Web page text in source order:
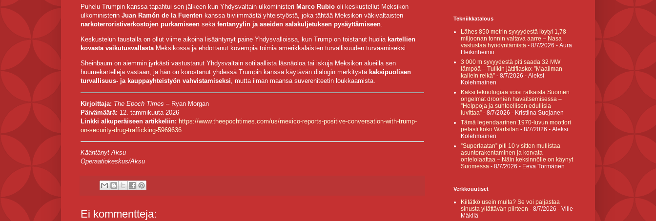
Puhelu Trumpin kanssa tapahtui sen jälkeen kun Yhdysvaltain ulkoministeri Marco Rubio oli keskustellut Meksikon
ulkoministerin Juan Ramón de la Fuenten kanssa tiiviimmästä yhteistyöstä, joka tähtää Meksikon väkivaltaisten
narkoterroristiverkostojen purkamiseen sekä fentanyylin ja aseiden salakuljetuksen pysäyttämiseen
Keskustelun taustalla on ollut viime aikoina lisääntynyt paine Yhdysvalloissa, kun Trump on toistanut huolia kartellien
kovasta vaikutusvallastaMeksikossa ja ehdottanut kovempia toimia amerikkalaisten turvallisuuden turvaamiseksi.
Sheinbaum on aiemmin jyrkästi vastustanut Yhdysvaltain sotilaallista läsnäoloa tai iskuja Meksikon alueilla sen
huumekartelleja vastaan, ja hän on korostanut yhdessä Trumpin kanssa käytävän dialogin merkitystä kaksipuolisen
turvallisuus- ja kauppayhteistyön vahvistamiseksi, mutta ilman maansa suvereniteetin loukkaamista.
Kirjoittaja: The Epoch Times – Ryan Morgan
Päivämäärä: 12. tammikuuta 2026
Linkki alkuperäiseen artikkeliin: https://www.theepochtimes.com/us/mexico-reports-positive-conversation-with-trump-
on-security-drug-trafficking-5969636
Kääntänyt Aksu
Operaatiokeskus/Aksu
Ei kommentteja:
Tekniikkatalous
Lähes 850 metrin syvyydestä löytyi 1,78
miljoonan tonnin valtava aarre – Nasa
vastustaa hyödyntämistä - 8/7/2026 - Aura
Heikinheimo
3 000 m syvyydestä piti saada 32 MW
lämpöä – Tulikin jättifiasko: ”Maailman
kallein reikä” - 8/7/2026 - Aleksi
Kolehmainen
Kaksi teknologiaa voisi ratkaista Suomen
ongelmat droonien havaitsemisessa –
”Helppoja ja suhteellisen edullisia
luvittaa” - 8/7/2026 - Kristiina Suojanen
Tämä legendaarinen 1970-luvun moottori
pelasti koko Wärtsilän - 8/7/2026 - Aleksi
Kolehmainen
”Superlaatan” piti 10 v sitten mullistaa
asuntorakentaminen ja korvata
ontelolaattaa – Näin keksinnölle on käynyt
Suomessa - 8/7/2026 - Eeva Törmänen
Verkkouutiset
Kiitätkö usein muita? Se voi paljastaa
sinusta yllättävän piirteen - 8/7/2026 - Ville
Mäkilä